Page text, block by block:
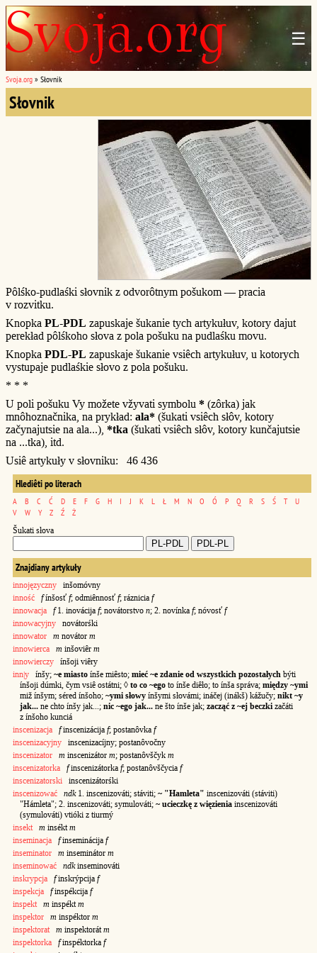
☰
Svoja.org » Słovnik
Słovnik
Pôlśko-pudlaśki słovnik z odvorôtnym pošukom — pracia
v rozvitku.
Knopka PL-PDL zapuskaje šukanie tych artykułuv, kotory dajut
perekład pôlśkoho słova z pola pošuku na pudlaśku movu.
Knopka PDL-PL zapuskaje šukanie vsiêch artykułuv, u kotorych
vystupaje pudlaśkie słovo z pola pošuku.
* * *
U poli pošuku Vy možete vžyvati symbolu * (zôrka) jak
mnôhoznačnika, na prykład: ala* (šukati vsiêch słôv, kotory
začynajutsie na ala...), *tka (šukati vsiêch słôv, kotory kunčajutsie
na ...tka), itd.
Usiê artykuły v słovniku: 46 436
Hlediêti po literach
A B C Ć D E F G H I J K L Ł M N O Ó P Q R S Ś T
U
V
W Y Z Ź Ż
Šukati słova
Znajdiany artykuły
innojęzyczny inšomóvny
inność
fínšosť f; odmiênnosť f; ráznicia f
innowacja
f1. inovácija f; novátorstvo n; 2. novínka f; nóvosť f
innowacyjny novátorśki
innowator
m novátor m
innowierca
m inšoviêr m
innowierczy ínšoji viêry
inn|y ínšy; ~e miasto ínše miêsto; mieć ~e zdanie od wszystkich pozostałych býti
ínšoji dúmki, čym vsiê ostátni; ◊ to co ~ego to ínše diêło; to ínša správa; między ~ymi
miž ínšym; séred ínšoho; ~ymi słowy ínšymi słovámi; ináčej (inákš) kážučy; nikt ~y
jak... ne chto ínšy jak...; nic ~ego jak... ne što ínše jak; zacząć z ~ej beczki začáti
z ínšoho kunciá
inscenizacja
finscenizácija f; postanôvka f
inscenizacyjny inscenizacíjny; postanôvočny
inscenizator
m inscenizátor m; postanôvščyk m
inscenizatorka
finscenizátorka f; postanôvščycia f
inscenizatorski inscenizátorśki
inscenizować
ndk1. inscenizováti; stáviti; ~ "Hamleta" inscenizováti (stáviti)
"Hámleta"; 2. inscenizováti; symulováti; ~ ucieczkę z więzienia inscenizováti
(symulováti) vtióki z tiurmý
insekt
m insékt m
inseminacja
finseminácija f
inseminator
m inseminátor m
inseminować
ndkinseminováti
inskrypcja
finskrýpcija f
inspekcja
finspékcija f
inspekt
m inspékt m
inspektor
m inspéktor m
inspektorat
m inspektorát m
inspektorka
finspéktorka f